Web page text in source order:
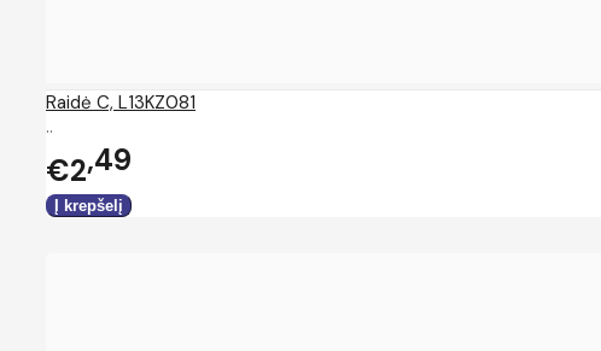
Raidė C, L13KZ081
..
€2 49